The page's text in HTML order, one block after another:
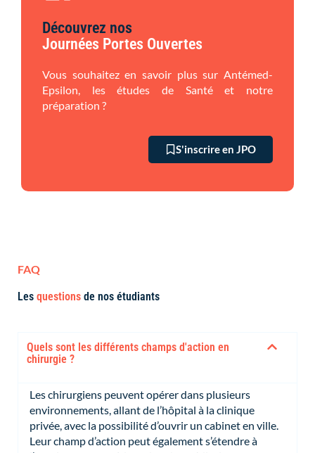
Découvrez nos
Journées Portes Ouvertes
Vous souhaitez en savoir plus sur Antémed-
Epsilon, les études de Santé et notre
préparation ?
S'inscrire en JPO
FAQ
Les questions de nos étudiants
Quels sont les différents champs d'action en
chirurgie ?
Les chirurgiens peuvent opérer dans plusieurs
environnements, allant de l’hôpital à la clinique
privée, avec la possibilité d’ouvrir un cabinet en ville.
Leur champ d’action peut également s’étendre à